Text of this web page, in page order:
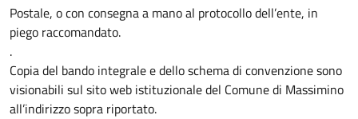
Postale, o con consegna a mano al protocollo dell’ente, in
piego raccomandato.
.
Copia del bando integrale e dello schema di convenzione sono
visionabili sul sito web istituzionale del Comune di Massimino
all’indirizzo sopra riportato.